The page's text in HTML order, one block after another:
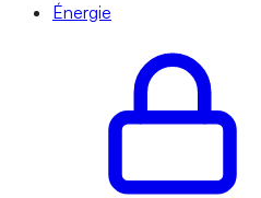
Énergie